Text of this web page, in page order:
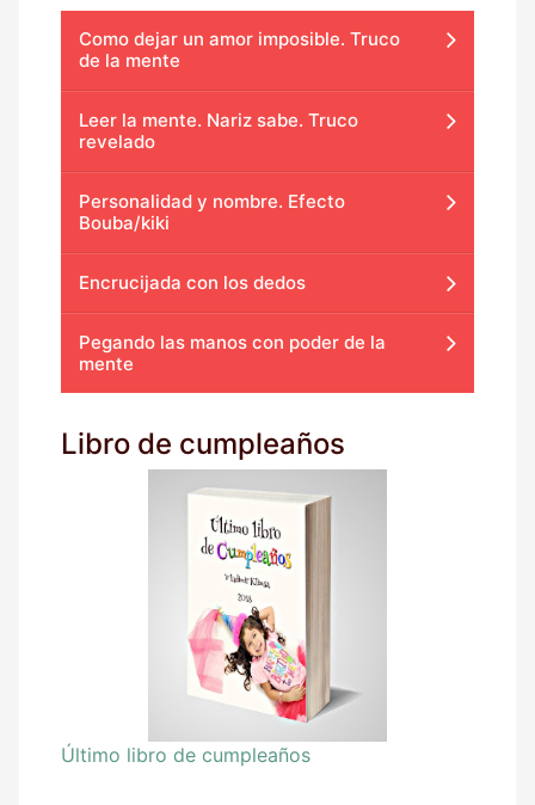
Como dejar un amor imposible. Truco
de la mente
Leer la mente. Nariz sabe. Truco
revelado
Personalidad y nombre. Efecto
Bouba/kiki
Encrucijada con los dedos
Pegando las manos con poder de la
mente
Libro de cumpleaños
Último libro de cumpleaños